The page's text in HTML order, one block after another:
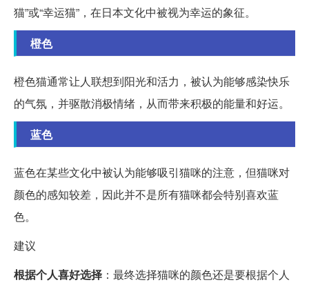
猫”或“幸运猫”，在日本文化中被视为幸运的象征。
橙色
橙色猫通常让人联想到阳光和活力，被认为能够感染快乐
的气氛，并驱散消极情绪，从而带来积极的能量和好运。
蓝色
蓝色在某些文化中被认为能够吸引猫咪的注意，但猫咪对
颜色的感知较差，因此并不是所有猫咪都会特别喜欢蓝
色。
建议
根据个人喜好选择 ：最终选择猫咪的颜色还是要根据个人